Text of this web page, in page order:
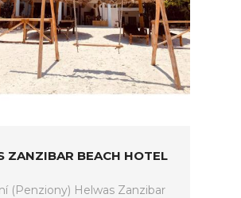
ZANZIBAR BEACH HOTEL
(Penziony) Helwas Zanzibar